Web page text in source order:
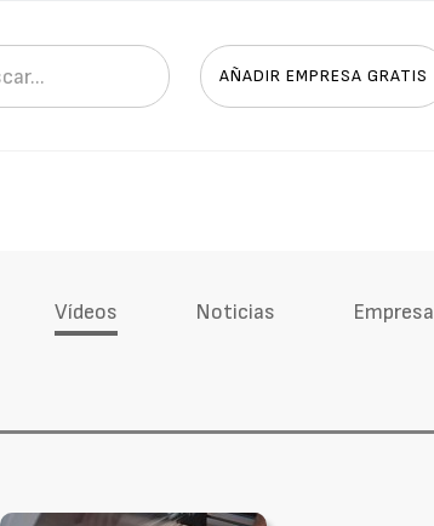
AÑADIR EMPRESA GRATIS
Vídeos Noticias Empresa